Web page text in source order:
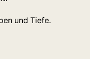
und Tiefe.